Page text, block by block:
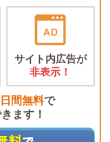
サイト内広告が
非表示！
間無料で
ます！